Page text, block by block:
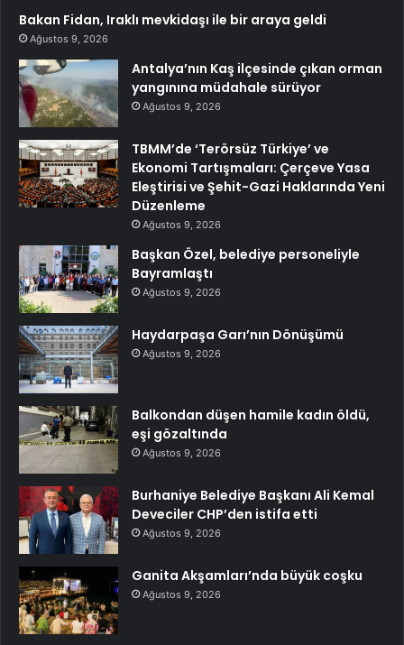
Bakan Fidan, Iraklı mevkidaşı ile bir araya geldi
Ağustos 9, 2026
Antalya’nın Kaş ilçesinde çıkan orman
yangınına müdahale sürüyor
Ağustos 9, 2026
TBMM’de ‘Terörsüz Türkiye’ ve
Ekonomi Tartışmaları: Çerçeve Yasa
Eleştirisi ve Şehit-Gazi Haklarında Yeni
Düzenleme
Ağustos 9, 2026
Başkan Özel, belediye personeliyle
Bayramlaştı
Ağustos 9, 2026
Haydarpaşa Garı’nın Dönüşümü
Ağustos 9, 2026
Balkondan düşen hamile kadın öldü,
eşi gözaltında
Ağustos 9, 2026
Burhaniye Belediye Başkanı Ali Kemal
Deveciler CHP’den istifa etti
Ağustos 9, 2026
Ganita Akşamları’nda büyük coşku
Ağustos 9, 2026